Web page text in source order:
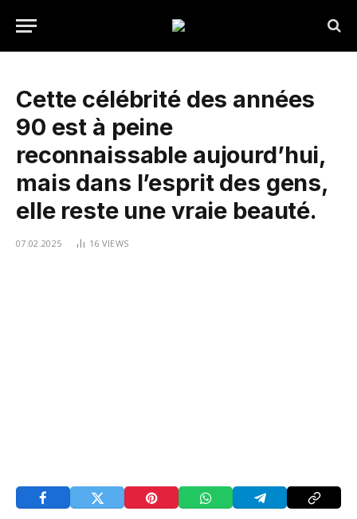
Cette célébrité des années
90 est à peine
reconnaissable aujourd’hui,
mais dans l’esprit des gens,
elle reste une vraie beauté.
07.02.2025 16 VIEWS